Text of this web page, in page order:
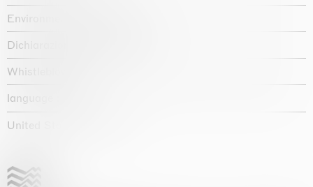
Environmental statement
Dichiarazione di accessibilità
Whistleblowing
language :
United States / USD $